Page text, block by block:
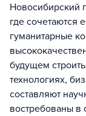
Новосибирский
где сочетаются
гуманитарные
будущем
технологиях,
составляют
востребованы в